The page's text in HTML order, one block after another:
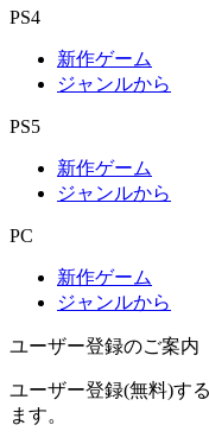
PS4
新作ゲーム
ジャンルから
PS5
新作ゲーム
ジャンルから
PC
新作ゲーム
ジャンルから
ユーザー登録のご案内
ユーザー登録(無料)す
ます。